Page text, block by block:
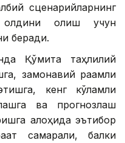
сценарийларнинг
олдини олиш учун
беради.
Қўмита таҳлилий
замонавий рақамли
кенг кўламли
ва прогнозлаш
алоҳида эътибор
самарали, балки